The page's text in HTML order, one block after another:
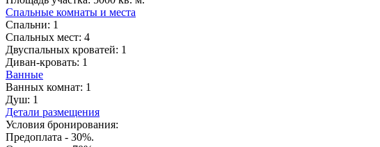
Спальные комнаты и места
Спальни: 1
Спальных мест: 4
Двуспальных кроватей: 1
Диван-кровать: 1
Ванные
Ванных комнат: 1
Душ: 1
Детали размещения
Условия бронирования:
Предоплата - 30%.